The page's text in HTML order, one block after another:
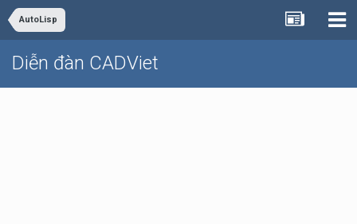
AutoLisp
Diễn đàn CADViet